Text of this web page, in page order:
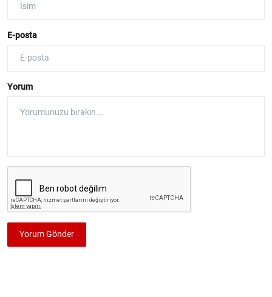
E-posta
Yorum
Yorum Gönder